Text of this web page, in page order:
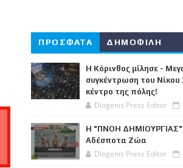
ΠΡΟΣΦΑΤΑ ΔΗΜΟΦΙΛΗ
Η Κόρινθος μίλησε -
συγκέντρωση του Νίκου
κέντρο της πόλης!
Diogenis Press Editor
Η "ΠΝΟΗ ΔΗΜΙΟΥΡΓΙΑΣ"
Αδέσποτα Ζώα
Diogenis Press Editor